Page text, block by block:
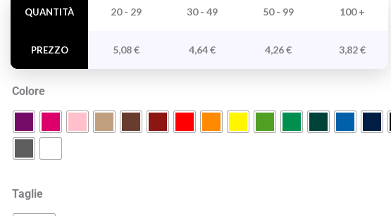
QUANTITÀ
PREZZO
20 - 29 30 - 49 50 - 99 100 +
5,08€ 4,64€ 4,26€ 3,82€
Colore
Taglie
quantità